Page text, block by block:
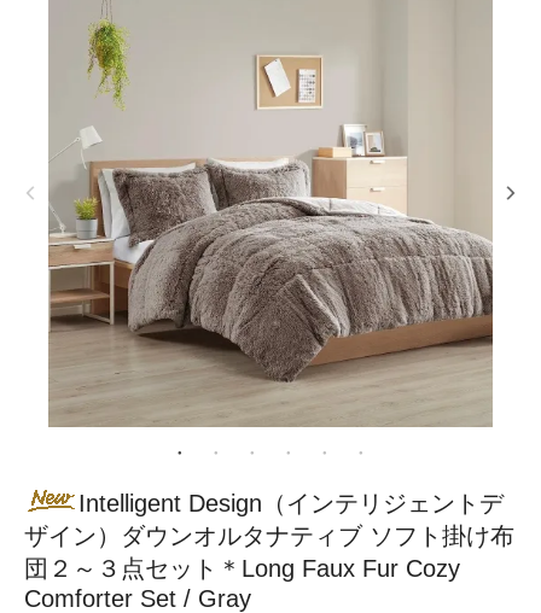
Intelligent Design（インテリジェントデ
ザイン）ダウンオルタナティブ ソフト掛け布
団２～３点セット＊Long Faux Fur Cozy
Comforter Set / Gray